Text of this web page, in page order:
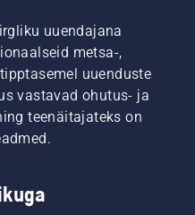
uuendajana
metsa-,
uuenduste
vastavad ohutus- ja
teenäitajateks on